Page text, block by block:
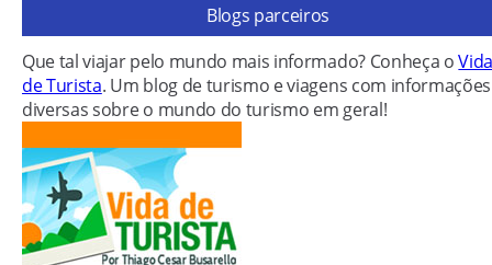
Blogs parceiros
Que tal viajar pelo mundo mais informado? Conheça o
de Turista. Um blog de turismo e viagens com informações
diversas sobre o mundo do turismo em geral!